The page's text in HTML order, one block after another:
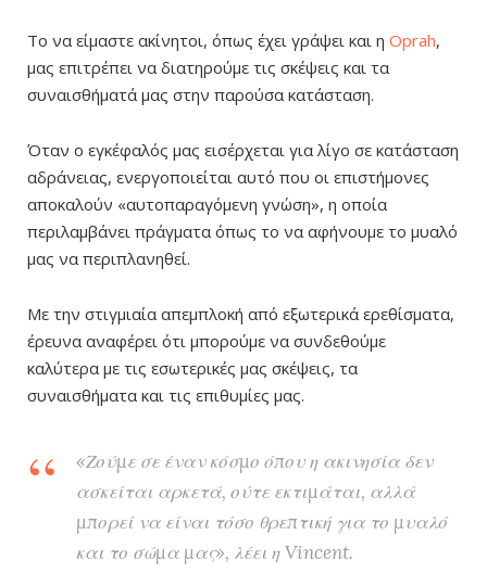
Το να είμαστε ακίνητοι, όπως έχει γράψει και η Oprah,
μας επιτρέπει να διατηρούμε τις σκέψεις και τα
συναισθήματά μας στην παρούσα κατάσταση.
Όταν ο εγκέφαλός μας εισέρχεται για λίγο σε κατάσταση
αδράνειας, ενεργοποιείται αυτό που οι επιστήμονες
αποκαλούν «αυτοπαραγόμενη γνώση», η οποία
περιλαμβάνει πράγματα όπως το να αφήνουμε το μυαλό
μας να περιπλανηθεί.
Με την στιγμιαία απεμπλοκή από εξωτερικά ερεθίσματα,
έρευνα αναφέρει ότι μπορούμε να συνδεθούμε
καλύτερα με τις εσωτερικές μας σκέψεις, τα
συναισθήματα και τις επιθυμίες μας.
«Ζούμε σε έναν κόσμο όπου η ακινησία δεν
ασκείται αρκετά, ούτε εκτιμάται, αλλά
μπορεί να είναι τόσο θρεπτική για το μυαλό
και το σώμα μας», λέει η Vincent.